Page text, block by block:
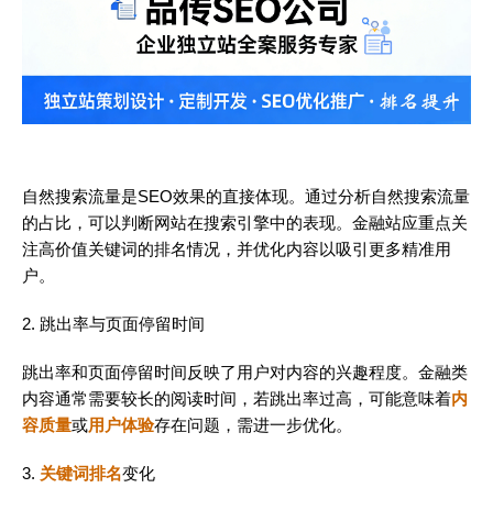
自然搜索流量是SEO效果的直接体现。通过分析自然搜索流量
的占比，可以判断网站在搜索引擎中的表现。金融站应重点关
注高价值关键词的排名情况，并优化内容以吸引更多精准用
户。
2. 跳出率与页面停留时间
跳出率和页面停留时间反映了用户对内容的兴趣程度。金融类
内容通常需要较长的阅读时间，若跳出率过高，可能意味着内
容质量或用户体验存在问题，需进一步优化。
3. 关键词排名变化